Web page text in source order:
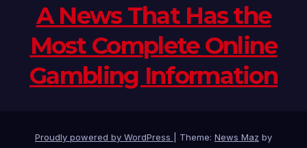
A News That Has the
Most Complete Online
Gambling Information
Proudly powered by WordPress Theme: News Maz by